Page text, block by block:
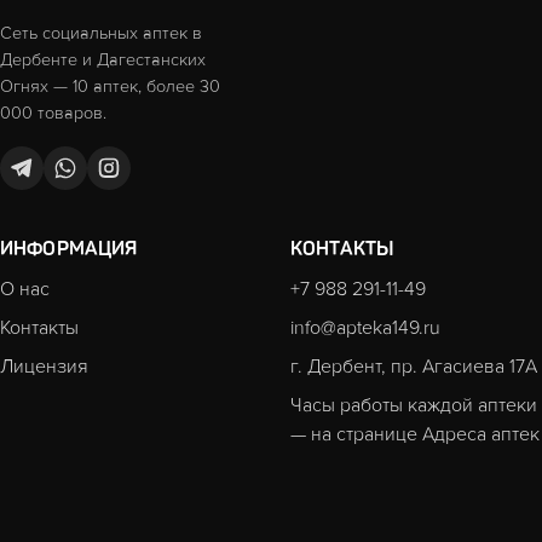
Сеть социальных аптек в
Дербенте и Дагестанских
Огнях — 10 аптек, более 30
000 товаров.
ИНФОРМАЦИЯ
О нас
Контакты
Лицензия
КОНТАКТЫ
+7 988 291-11-49
info@apteka149.ru
г. Дербент, пр. Агасиева 17А
Часы работы каждой аптеки
— на странице Адреса аптек